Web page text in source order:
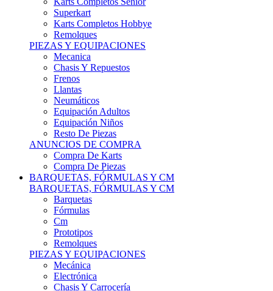
Superkart
Karts Completos Hobbye
Remolques
PIEZAS Y EQUIPACIONES
Mecanica
Chasis Y Repuestos
Frenos
Llantas
Neumáticos
Equipación Adultos
Equipación Niños
Resto De Piezas
ANUNCIOS DE COMPRA
Compra De Karts
Compra De Piezas
BARQUETAS, FÓRMULAS Y CM
BARQUETAS, FÓRMULAS Y CM
Barquetas
Fórmulas
Cm
Prototipos
Remolques
PIEZAS Y EQUIPACIONES
Mecánica
Electrónica
Chasis Y Carrocería